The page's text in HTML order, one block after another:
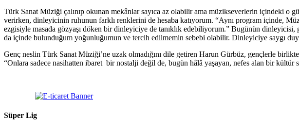
Türk Sanat Müziği çalınıp okunan mekânlar sayıca az olabilir ama müzikseverlerin içindeki
verirken, dinleyicinin ruhunun farklı renklerini de hesaba katıyorum. “Aynı program içinde,
ezgisiyle masada gözyaşı döken bir dinleyiciye de tanıklık edebiliyorum.” Bugünün
da içinde bulunduğum yoğunluğumun ve tercih edilmemin sebebi olabilir. Dinleyiciye saygı
Genç neslin Türk Sanat Müziği’ne uzak olmadığını dile getiren Harun Gürbüz, gençlerle
“Onlara sadece nasihatten ibaret bir nostalji değil de, bugün hâlâ yaşayan, nefes alan bir kültür
Süper Lig